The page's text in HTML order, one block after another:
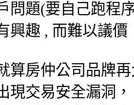
問題(要自己跑程
興趣 , 而難以議價
算房仲公司品牌
現交易安全漏洞，